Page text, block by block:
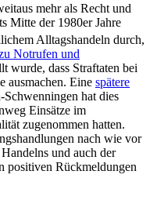
mehr als Recht und
Mitte der 1980er Jahre
Alltagshandeln durch,
Notrufen und
wurde, dass Straftaten bei
ausmachen. Eine spätere
hat dies
Einsätze im
zugenommen hatten.
nach wie vor
und auch der
positiven Rückmeldungen